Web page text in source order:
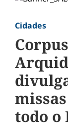
Cidades
todo o